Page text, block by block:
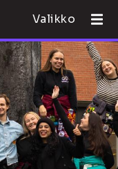
Valikko